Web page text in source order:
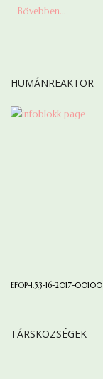
Bővebben...
HUMÁNREAKTOR
EFOP-1.5.3-16-2017-00100
TÁRSKÖZSÉGEK